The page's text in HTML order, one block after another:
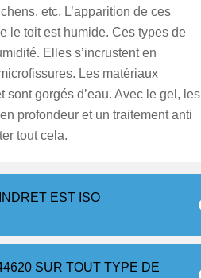
etc. L’apparition de ces
le toit est humide. Ces types de
Elles s’incrustent en
Les matériaux
gorgés d’eau. Avec le gel, les
profondeur et un traitement anti
tout cela.
EST ISO
SUR TOUT TYPE DE